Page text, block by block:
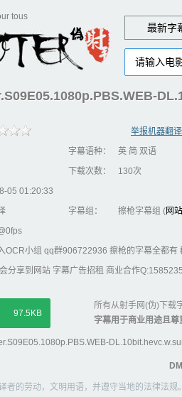
tous
最新字
举报机器翻译
字幕语种：
英 简 双语
下载次数：
130次
05 01:20:33
字幕组： 擦枪字幕组 (网站
OCR小组 qq群906722936 擦枪的字幕全都有
分享到网站 字幕广告招租 商业合作
97.5KB
所有从射手网(伪)下载
字幕用于商业用途且
者的劳动，文明用语，并遵守当地的法律法规。